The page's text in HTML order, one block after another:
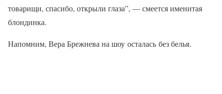
товарищи, спасибо, открыли глаза”, — смеется именитая
блондинка.
Напомним, Вера Брежнева на шоу осталась без белья.